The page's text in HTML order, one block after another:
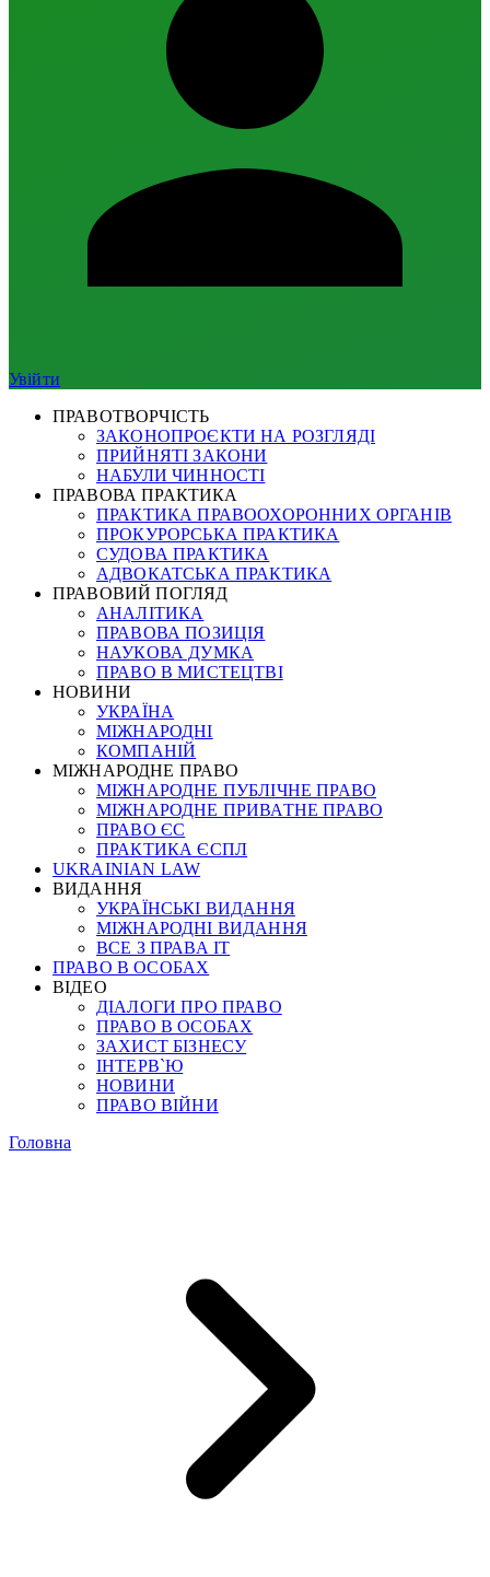
Увійти
ПРАВОТВОРЧІСТЬ
ЗАКОНОПРОЄКТИ НА РОЗГЛЯДІ
ПРИЙНЯТІ ЗАКОНИ
НАБУЛИ ЧИННОСТІ
ПРАВОВА ПРАКТИКА
ПРАКТИКА ПРАВООХОРОННИХ ОРГАНІВ
ПРОКУРОРСЬКА ПРАКТИКА
СУДОВА ПРАКТИКА
АДВОКАТСЬКА ПРАКТИКА
ПРАВОВИЙ ПОГЛЯД
АНАЛІТИКА
ПРАВОВА ПОЗИЦІЯ
НАУКОВА ДУМКА
ПРАВО В МИСТЕЦТВІ
НОВИНИ
УКРАЇНА
МІЖНАРОДНІ
КОМПАНІЙ
МІЖНАРОДНЕ ПРАВО
МІЖНАРОДНЕ ПУБЛІЧНЕ ПРАВО
МІЖНАРОДНЕ ПРИВАТНЕ ПРАВО
ПРАВО ЄС
ПРАКТИКА ЄСПЛ
UKRAINIAN LAW
ВИДАННЯ
УКРАЇНСЬКІ ВИДАННЯ
МІЖНАРОДНІ ВИДАННЯ
ВСЕ З ПРАВА ІТ
ПРАВО В ОСОБАХ
ВІДЕО
ДІАЛОГИ ПРО ПРАВО
ПРАВО В ОСОБАХ
ЗАХИСТ БІЗНЕСУ
ІНТЕРВ`Ю
НОВИНИ
ПРАВО ВІЙНИ
Головна